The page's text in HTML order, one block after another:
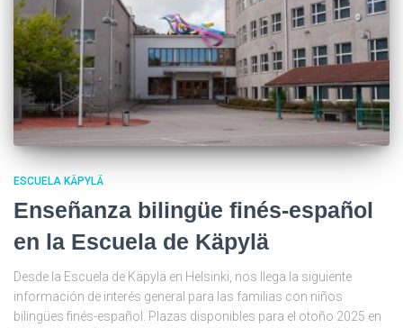
ESCUELA KÄPYLÄ
Enseñanza bilingüe finés-español
en la Escuela de Käpylä
Desde la Escuela de Käpylä en Helsinki, nos llega la siguiente
información de interés general para las familias con niños
bilingües finés-español. Plazas disponibles para el otoño 2025 en